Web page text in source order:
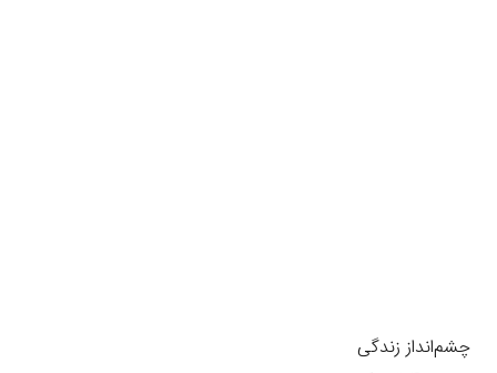
چشم‌انداز زندگی